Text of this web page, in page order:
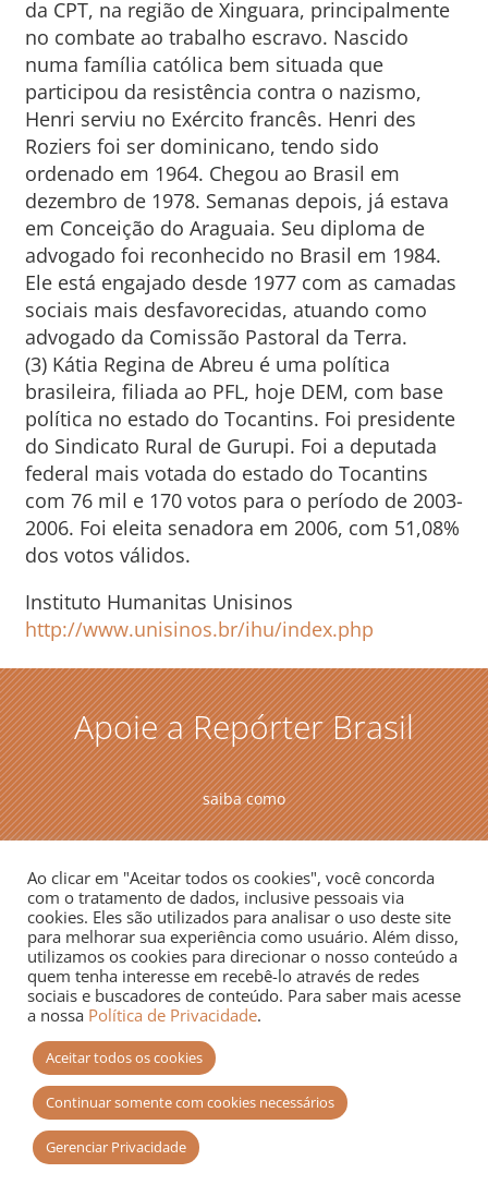
da CPT, na região de Xinguara, principalmente
no combate ao trabalho escravo. Nascido
numa família católica bem situada que
participou da resistência contra o nazismo,
Henri serviu no Exército francês. Henri des
Roziers foi ser dominicano, tendo sido
ordenado em 1964. Chegou ao Brasil em
dezembro de 1978. Semanas depois, já estava
em Conceição do Araguaia. Seu diploma de
advogado foi reconhecido no Brasil em 1984.
Ele está engajado desde 1977 com as camadas
sociais mais desfavorecidas, atuando como
advogado da Comissão Pastoral da Terra.
(3) Kátia Regina de Abreu é uma política
brasileira, filiada ao PFL, hoje DEM, com base
política no estado do Tocantins. Foi presidente
do Sindicato Rural de Gurupi. Foi a deputada
federal mais votada do estado do Tocantins
com 76 mil e 170 votos para o período de 2003-
2006. Foi eleita senadora em 2006, com 51,08%
dos votos válidos.
Instituto Humanitas Unisinos
http://www.unisinos.br/ihu/index.php
Apoie a Repórter Brasil
saiba como
Repórter Brasil
Quem somos
Equipe
Transparência
Doe para a RB
Contato
Ao clicar em "Aceitar todos os cookies", você concorda
com o tratamento de dados, inclusive pessoais via
cookies. Eles são utilizados para analisar o uso deste site
para melhorar sua experiência como usuário. Além disso,
utilizamos os cookies para direcionar o nosso conteúdo a
quem tenha interesse em recebê-lo através de redes
sociais e buscadores de conteúdo. Para saber mais acesse
a nossa Política de Privacidade.
Aceitar todos os cookies
Continuar somente com cookies necessários
Gerenciar Privacidade